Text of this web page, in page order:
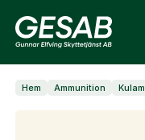
Hem Ammunition